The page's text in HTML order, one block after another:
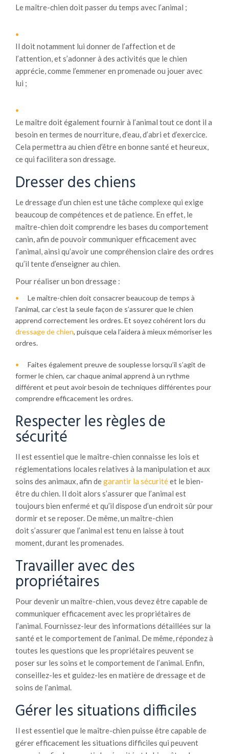
Le maître-chien doit passer du temps avec l’animal ;
Il doit notamment lui donner de l’affection et de
l’attention, et s’adonner à des activités que le chien
apprécie, comme l’emmener en promenade ou jouer avec
lui ;
Le maître doit également fournir à l’animal tout ce dont il a
besoin en termes de nourriture, d’eau, d’abri et d’exercice.
Cela permettra au chien d’être en bonne santé et heureux,
ce qui facilitera son dressage.
Dresser des chiens
Le dressage d’un chien est une tâche complexe qui exige
beaucoup de compétences et de patience. En effet, le
maître-chien doit comprendre les bases du comportement
canin, afin de pouvoir communiquer efficacement avec
l’animal, ainsi qu’avoir une compréhension claire des ordres
qu’il tente d’enseigner au chien.
Pour réaliser un bon dressage :
Le maître-chien doit consacrer beaucoup de temps à
l’animal, car c’est la seule façon de s’assurer que le chien
apprend correctement les ordres. Et soyez cohérent lors du
dressagede chien, puisque cela l’aidera à mieux mémoriser les
ordres.
Faites également preuve de souplesse lorsqu’il s’agit de
former le chien, car chaque animal apprend à un rythme
différent et peut avoir besoin de techniques différentes pour
comprendre efficacement les ordres.
Respecter les règles de
sécurité
Il est essentiel que le maître-chien connaisse les lois et
réglementations locales relatives à la manipulation et aux
soins des animaux, afin degarantir la sécuritéet le bien-
être du chien. Il doit alors s’assurer que l’animal est
toujours bien enfermé et qu’il dispose d’un endroit sûr pour
dormir et se reposer. De même, un maître-chien
doit s’assurer que l’animal est tenu en laisse à tout
moment, durant les promenades.
Travailler avec des
propriétaires
Pour devenir un maître-chien, vous devez être capable de
communiquer efficacement avec les propriétaires de
l’animal. Fournissez-leur des informations détaillées sur la
santé et le comportement de l’animal. De même, répondez à
toutes les questions que les propriétaires peuvent se
poser sur les soins et le comportement de l’animal. Enfin,
conseillez-les et guidez-les en matière de dressage et de
soins de l’animal.
Gérer les situations difficiles
Il est essentiel que le maître-chien puisse être capable de
gérer efficacement les situations difficiles qui peuvent